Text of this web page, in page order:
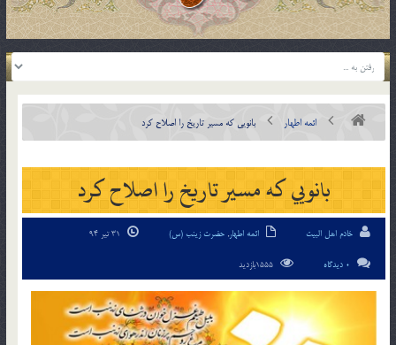
ائمه اطهار بانويي که مسير تاريخ را اصلاح کرد
بانويي که مسير تاريخ را اصلاح کرد
خادم اهل البیت ائمه اطهار, حضرت زینب (س)
0 دیدگاه